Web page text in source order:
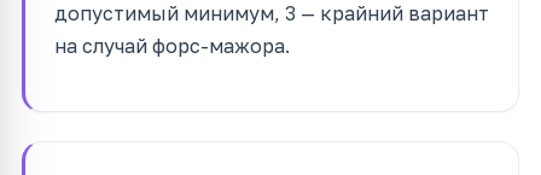
допустимый минимум, 3 — крайний вариант
на случай форс-мажора.